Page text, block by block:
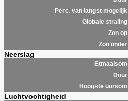
Perc. van langst mogelijk
Globale straling
Zon op
Zon onder
Neerslag
Etmaalsom
Duur
Hoogste uursom
Luchtvochtigheid